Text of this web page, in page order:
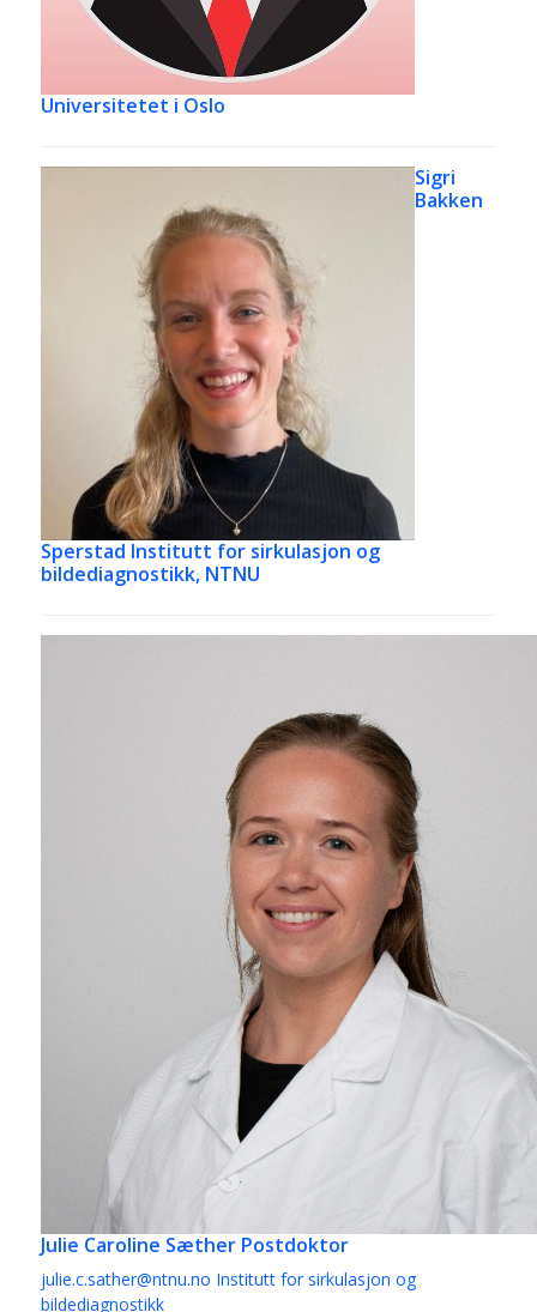
Universitetet i Oslo
Sigri
Bakken
Sperstad Institutt for sirkulasjon og
bildediagnostikk, NTNU
Julie Caroline Sæther Postdoktor
julie.c.sather@ntnu.no Institutt for sirkulasjon og
bildediagnostikk